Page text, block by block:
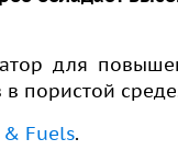
для
пористой
& Fuels.